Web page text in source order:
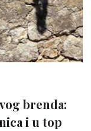
brenda:
i u top